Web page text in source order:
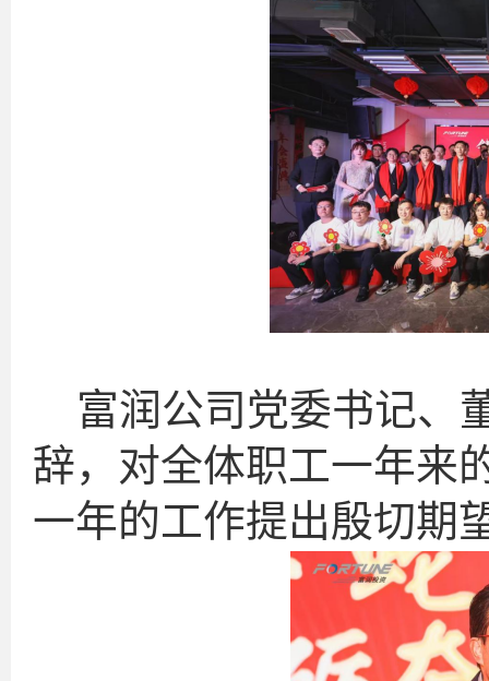
富润公司党委书记、
辞，对全体职工一年来
一年的工作提出殷切期